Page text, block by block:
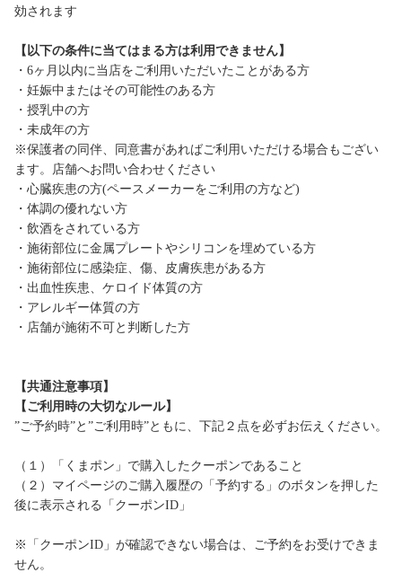
効されます
【以下の条件に当てはまる方は利用できません】
・6ヶ月以内に当店をご利用いただいたことがある方
・妊娠中またはその可能性のある方
・授乳中の方
・未成年の方
※保護者の同伴、同意書があればご利用いただける場合もござい
ます。店舗へお問い合わせください
・心臓疾患の方(ペースメーカーをご利用の方など)
・体調の優れない方
・飲酒をされている方
・施術部位に金属プレートやシリコンを埋めている方
・施術部位に感染症、傷、皮膚疾患がある方
・出血性疾患、ケロイド体質の方
・アレルギー体質の方
・店舗が施術不可と判断した方
【共通注意事項】
【ご利用時の大切なルール】
”ご予約時”と”ご利用時”ともに、下記２点を必ずお伝えください。
（１）「くまポン」で購入したクーポンであること
（２）マイページのご購入履歴の「予約する」のボタンを押した
後に表示される「クーポンID」
※「クーポンID」が確認できない場合は、ご予約をお受けできま
せん。